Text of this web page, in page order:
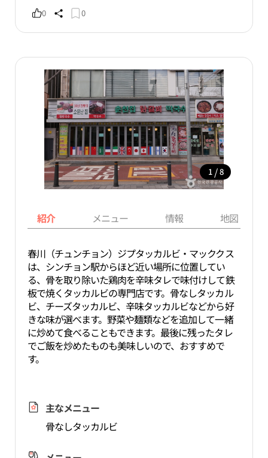
0 0
1 / 8
紹介 メニュー 情報 地図
春川（チュンチョン）ジプタッカルビ・マッククス
は、シンチョン駅からほど近い場所に位置してい
る、骨を取り除いた鶏肉を辛味タレで味付けして鉄
板で焼くタッカルビの専門店です。骨なしタッカル
ビ、チーズタッカルビ、辛味タッカルビなどから好
きな味が選べます。野菜や麺類などを追加して一緒
に炒めて食べることもできます。最後に残ったタレ
でご飯を炒めたものも美味しいので、おすすめで
す。
主なメニュー
骨なしタッカルビ